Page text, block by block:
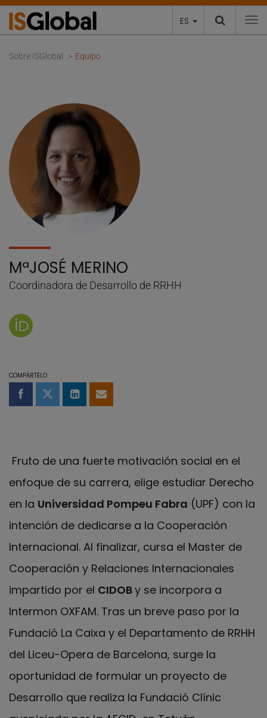
ES
Sobre ISGlobal Equipo
MªJOSÉ MERINO
Coordinadora de Desarrollo de RRHH
COMPÁRTELO
Compartir en Facebook
Compartir en Twitter
Compartir en LinkedIn
Compartir por email
Fruto de una fuerte motivación social en el
enfoque de su carrera, elige estudiar Derecho
en la Universidad Pompeu Fabra (UPF) con la
intención de dedicarse a la Cooperación
Internacional. Al finalizar, cursa el Master de
Cooperación y Relaciones Internacionales
impartido por el CIDOBy se incorpora a
Intermon OXFAM. Tras un breve paso por la
Fundació La Caixa y el Departamento de RRHH
del Liceu-Opera de Barcelona, surge la
oportunidad de formular un proyecto de
Desarrollo que realiza la Fundació Clínic